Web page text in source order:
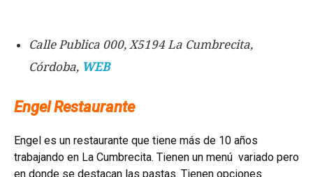
Calle Publica 000, X5194 La Cumbrecita,
Córdoba, WEB
Engel Restaurante
Engel es un restaurante que tiene más de 10 años
trabajando en La Cumbrecita. Tienen un menú variado pero
en donde se destacan las pastas. Tienen opciones